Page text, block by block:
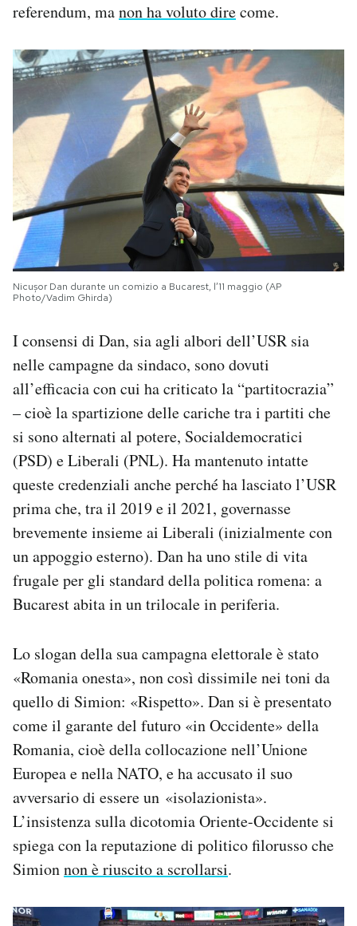
referendum, manon ha voluto direcome.
Nicușor Dan durante un comizio a Bucarest, l’11 maggio (AP
Photo/Vadim Ghirda)
I consensi di Dan, sia agli albori dell’USR sia
nelle campagne da sindaco, sono dovuti
all’efficacia con cui ha criticato la “partitocrazia”
– cioè la spartizione delle cariche tra i partiti che
si sono alternati al potere, Socialdemocratici
(PSD) e Liberali (PNL). Ha mantenuto intatte
queste credenziali anche perché ha lasciato l’USR
prima che, tra il 2019 e il 2021, governasse
brevemente insieme ai Liberali (inizialmente con
un appoggio esterno). Dan ha uno stile di vita
frugale per gli standard della politica romena: a
Bucarest abita in un trilocale in periferia.
Lo slogan della sua campagna elettorale è stato
«Romania onesta», non così dissimile nei toni da
quello di Simion: «Rispetto». Dan si è presentato
come il garante del futuro «in Occidente» della
Romania, cioè della collocazione nell’Unione
Europea e nella NATO, e ha accusato il suo
avversario di essere un «isolazionista».
L’insistenza sulla dicotomia Oriente-Occidente si
spiega con la reputazione di politico filorusso che
Simionnon è riuscito a scrollarsi.